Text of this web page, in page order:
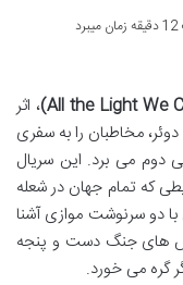
، اثر
دوئر، مخاطبان را به سفری
می برد. این سریال
که تمام جهان در شعله
دو سرنوشت موازی آشنا
های جنگ دست و پنجه
گره می خورد.